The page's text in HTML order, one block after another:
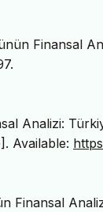
Finansal
Analizi:
Available:
Finansal